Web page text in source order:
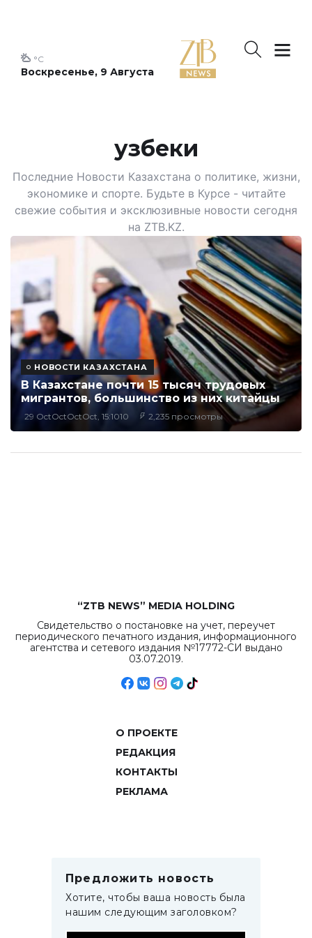
Воскресенье, 9 Августа
°C
узбеки
Последние Новости Казахстана о политике, жизни,
экономике и спорте. Будьте в Курсе - читайте
свежие события и эксклюзивные новости сегодня
на ZTB.KZ.
НОВОСТИ КАЗАХСТАНА
В Казахстане почти 15 тысяч трудовых
мигрантов, большинство из них китайцы
29 OctOctOctOct, 15:1010 2,235 просмотры
“ZTB NEWS” MEDIA HOLDING
Свидетельство о постановке на учет, переучет
периодического печатного издания, информационного
агентства и сетевого издания №17772-СИ выдано
03.07.2019.
О ПРОЕКТЕ
РЕДАКЦИЯ
КОНТАКТЫ
РЕКЛАМА
Предложить новость
Хотите, чтобы ваша новость была
нашим следующим заголовком?